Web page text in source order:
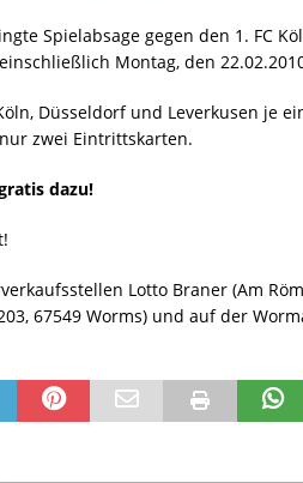
Spielabsage gegen den 1. FC
Montag, den
Düsseldorf und Leverkusen je
zwei Eintrittskarten.
dazu!
Lotto Braner (Am
67549 Worms) und auf der